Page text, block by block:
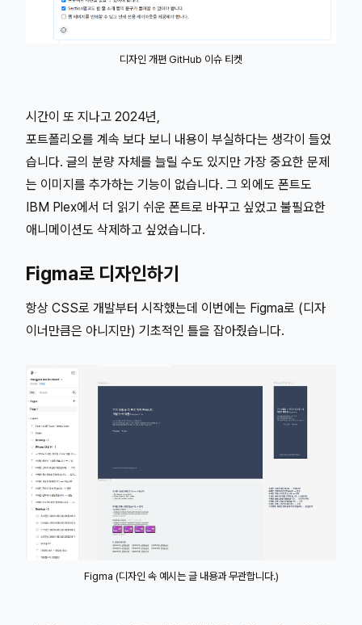
디자인 개편 GitHub 이슈 티켓
시간이 또 지나고 2024년,
포트폴리오를 계속 보다 보니 내용이 부실하다는 생각이 들었
습니다. 글의 분량 자체를 늘릴 수도 있지만 가장 중요한 문제
는 이미지를 추가하는 기능이 없습니다. 그 외에도 폰트도
IBM Plex에서 더 읽기 쉬운 폰트로 바꾸고 싶었고 불필요한
애니메이션도 삭제하고 싶었습니다.
Figma로 디자인하기
항상 CSS로 개발부터 시작했는데 이번에는 Figma로 (디자
이너만큼은 아니지만) 기초적인 틀을 잡아줬습니다.
Figma (디자인 속 예시는 글 내용과 무관합니다.)